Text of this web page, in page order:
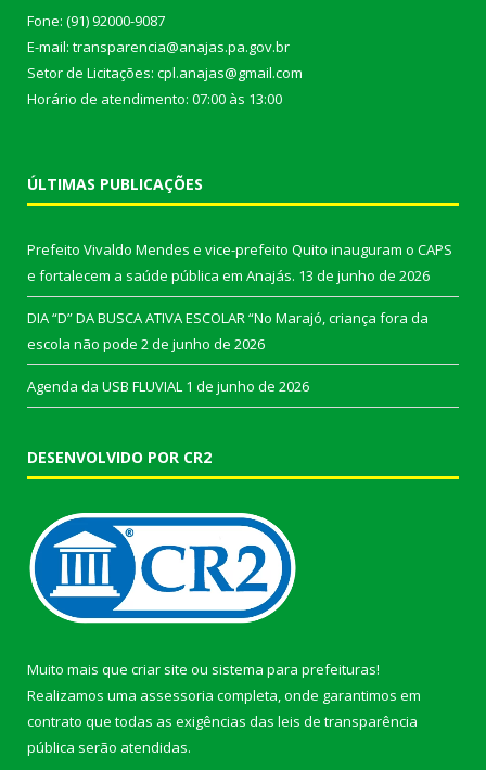
Fone: (91) 92000-9087
E-mail: transparencia@anajas.pa.gov.br
Setor de Licitações: cpl.anajas@gmail.com
Horário de atendimento: 07:00 às 13:00
ÚLTIMAS PUBLICAÇÕES
Prefeito Vivaldo Mendes e vice-prefeito Quito inauguram o CAPS
e fortalecem a saúde pública em Anajás. 13 de junho de 2026
DIA “D” DA BUSCA ATIVA ESCOLAR “No Marajó, criança fora da
escola não pode 2 de junho de 2026
Agenda da USB FLUVIAL 1 de junho de 2026
DESENVOLVIDO POR CR2
Muito mais que criar site ou sistema para prefeituras!
Realizamos uma assessoria completa, onde garantimos em
contrato que todas as exigências das leis de transparência
pública serão atendidas.